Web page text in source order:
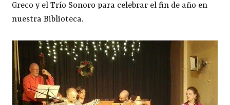
Greco y el Trío Sonoro para celebrar el fin de año en
nuestra Biblioteca.